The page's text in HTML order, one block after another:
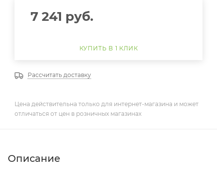
7 241 руб.
КУПИТЬ В 1 КЛИК
Рассчитать доставку
Цена действительна только для интернет-магазина и может
отличаться от цен в розничных магазинах
Описание